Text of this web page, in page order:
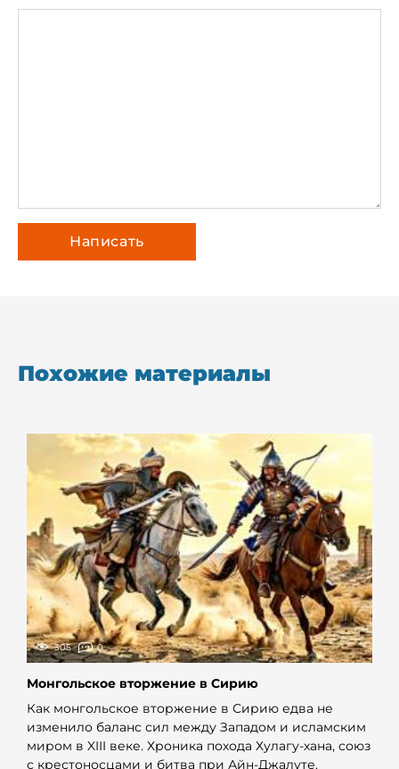
Похожие материалы
305 0
Монгольское вторжение в Сирию
Как монгольское вторжение в Сирию едва не
изменило баланс сил между Западом и исламским
миром в XIII веке. Хроника похода Хулагу-хана, союз
с крестоносцами и битва при Айн-Джалуте.